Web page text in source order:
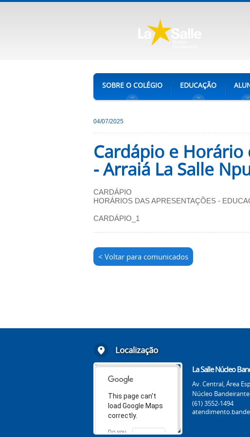
SOBRE O COLÉGIO EDUCAÇÃO
04/07/2025
Cardápio e Horário
- Arraiá La Salle
CARDÁPIO
HORÁRIOS DAS APRESENTAÇÕES -
CARDÁPIO_1
< Voltar para comunicados
Localização
This page can't
load Google Maps
correctly.
Do you
La Salle Núcleo
Av. Central, Área
Núcleo
(61) 3552-1494